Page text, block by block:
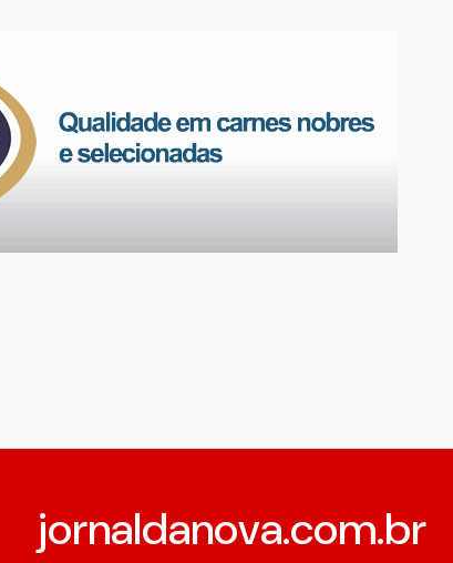
jornaldanova.com.br